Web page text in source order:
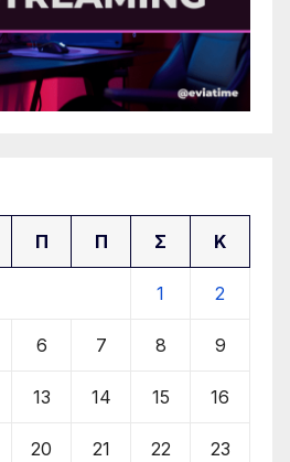
Π Π Σ Κ
1 2
6 7 8 9
13 14 15 16
20 21 22 23